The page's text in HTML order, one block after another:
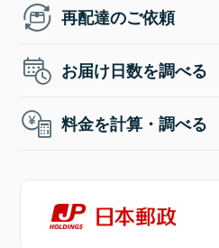
再配達のご依頼
お届け日数を調べる
料金を計算・調べる